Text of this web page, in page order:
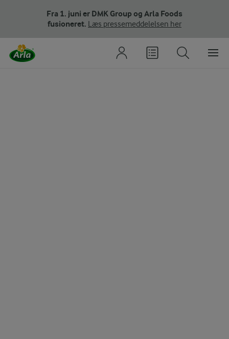
Fra 1. juni er DMK Group og Arla Foods
fusioneret. Læs pressemeddelelsen her